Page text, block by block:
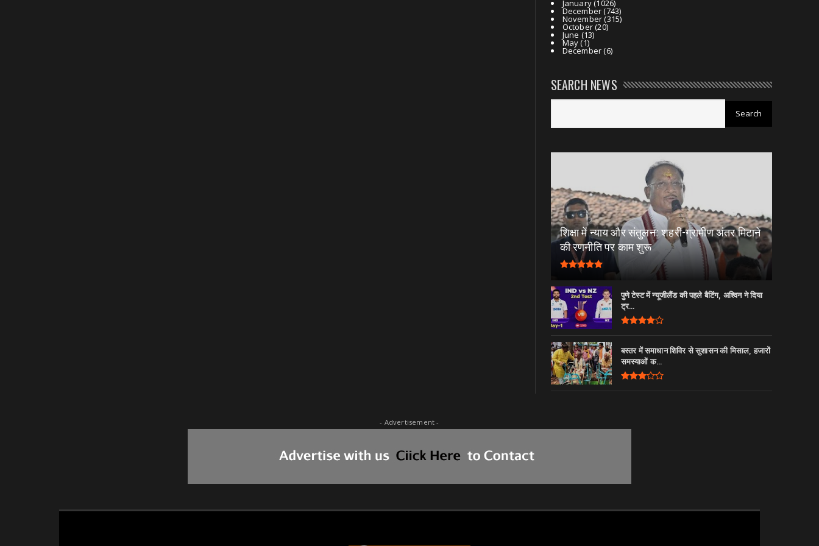
January(1026)
December(743)
November(315)
October(20)
June (13)
May(1)
December(6)
SEARCH NEWS
शिक्षा में न्याय और संतुलन: शहरी-ग्रामीण अंतर मिटाने
की रणनीति पर काम शुरू
पुणे टेस्ट में न्यूजीलैंड की पहले बैटिंग, अश्विन ने दिया
ट्र...
बस्तर में समाधान शिविर से सुशासन की मिसाल, हजारों
समस्याओं क...
- Advertisement -